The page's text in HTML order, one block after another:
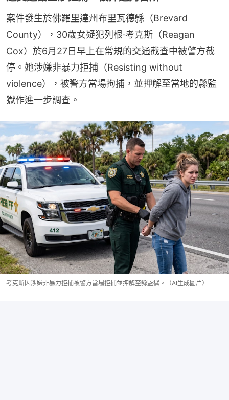
案件發生於佛羅里達州布里瓦德縣（Brevard
County），30歲女疑犯列根·考克斯（Reagan
Cox）於6月27日早上在常規的交通截查中被警方截
停。她涉嫌非暴力拒捕（Resisting without
violence），被警方當場拘捕，並押解至當地的縣監
獄作進一步調查。
考克斯因涉嫌非暴力拒捕被警方當場拒捕並押解至縣監獄。（AI生成圖片）